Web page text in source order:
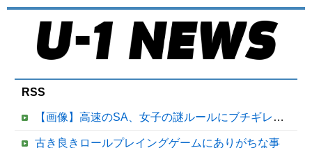
RSS
【画像】高速のSA、女子の謎ルールにブチギレ炎上ｗｗｗｗｗｗｗｗｗｗｗｗｗ
古き良きロールプレイングゲームにありがちな事